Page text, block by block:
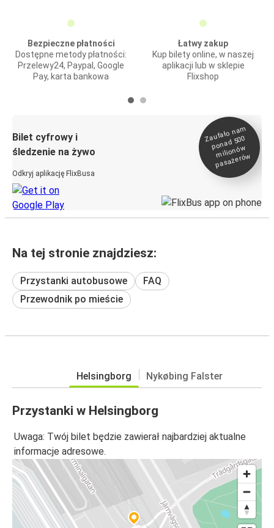
Bezpieczne płatności
Dostępne metody płatności:
Przelewy24, Paypal, Google
Pay, karta bankowa
Łatwy zakup
Kup bilety online, w naszej
aplikacji lub w sklepie
Flixshop
Bilet cyfrowy i
śledzenie na żywo
Odkryj aplikację FlixBusa
Zaufało na
m
ponad 500
milionó
w
pasażeró
w
Na tej stronie znajdziesz:
Przystanki autobusowe
FAQ
Przewodnik po mieście
Helsingborg Nykøbing Falster
Przystanki w Helsingborg
Uwaga: Twój bilet będzie zawierał najbardziej aktualne
informacje adresowe.